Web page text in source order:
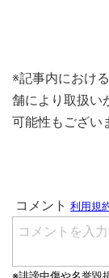
※記事内におけ
舗により取扱い
可能性もござい